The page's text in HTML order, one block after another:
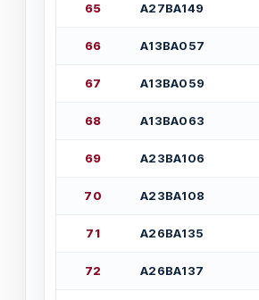
65 А27ВА149
66 А13ВА057
67 А13ВА059
68 А13ВА063
69 А23ВА106
70 А23ВА108
71 А26ВА135
72 А26ВА137